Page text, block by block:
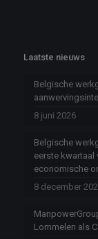
Laatste nieuws
Belgische
8 juni 2026
Belgische
eerste kwartaal
economische
8 december
Lommelen als